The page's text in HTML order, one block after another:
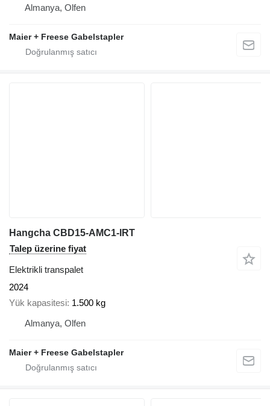
Almanya, Olfen
Maier + Freese Gabelstapler
Hangcha CBD15-AMC1-IRT
Talep üzerine fiyat
Elektrikli transpalet
2024
Yük kapasitesi 1.500 kg
Almanya, Olfen
Maier + Freese Gabelstapler